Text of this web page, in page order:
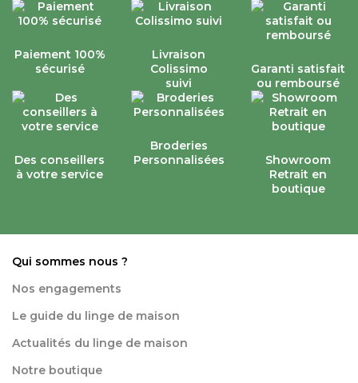
Paiement 100%
sécurisé
Livraison
Colissimo
suivi
Garanti satisfait
ou remboursé
Des conseillers
à votre service
Broderies
Personnalisées
Showroom
Retrait en
boutique
Qui sommes nous ?
Nos engagements
Le guide du linge de maison
Actualités du linge de maison
Notre boutique